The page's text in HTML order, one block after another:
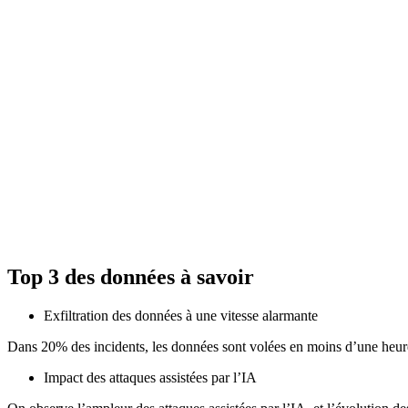
Top 3 des données à savoir
Exfiltration des données à une vitesse alarmante
Dans 20% des incidents, les données sont volées en moins d’une
Impact des attaques assistées par l’IA